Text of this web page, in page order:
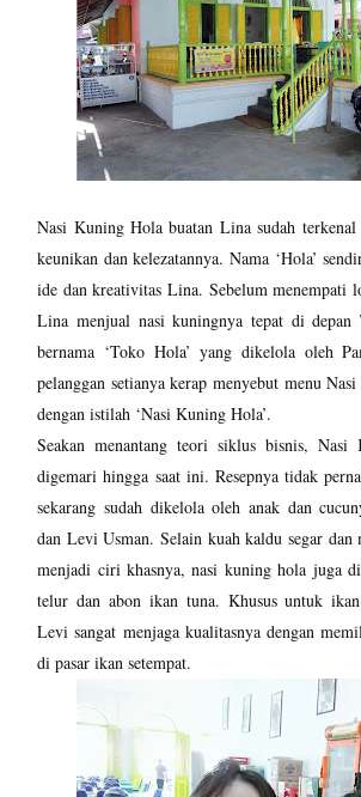
Nasi Kuning Hola buatan Lina sudah terkenal
keunikan dan kelezatannya. Nama ‘Hola’
ide dan kreativitas Lina. Sebelum menempati
Lina menjual nasi kuningnya tepat di
bernama ‘Toko Hola’ yang dikelola oleh
pelanggan setianya kerap menyebut menu
dengan istilah ‘Nasi Kuning Hola’.
Seakan menantang teori siklus bisnis,
digemari hingga saat ini. Resepnya tidak
sekarang sudah dikelola oleh anak dan
dan Levi Usman. Selain kuah kaldu segar dan
menjadi ciri khasnya, nasi kuning hola juga
telur dan abon ikan tuna. Khusus untuk
Levi sangat menjaga kualitasnya dengan
di pasar ikan setempat.